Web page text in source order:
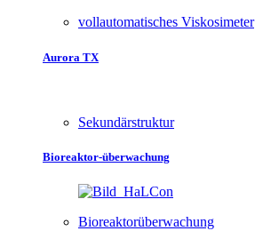
vollautomatisches Viskosimeter
Aurora TX
Sekundärstruktur
Bioreaktor-überwachung
Bioreaktorüberwachung